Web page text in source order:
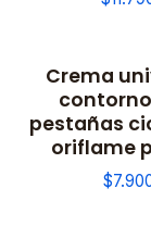
Crema
pestañas
oriflame